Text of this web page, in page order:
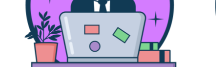
consentono di collegare facilmente Publer a migliaia di
app. Considerateli come dei ponti, utili per la maggior
parte degli utenti, ma non obbligatori se preferite
costruire da soli.